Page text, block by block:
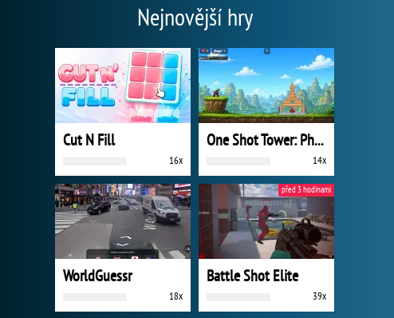
Nejnovější hry
Cut N Fill
16x
One Shot Tower: Physics Destroyer
14x
WorldGuessr
18x
Battle Shot Elite
39x
před 3 hodinami